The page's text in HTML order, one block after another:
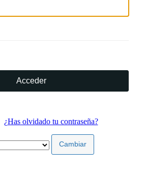
¿Has olvidado tu contraseña?